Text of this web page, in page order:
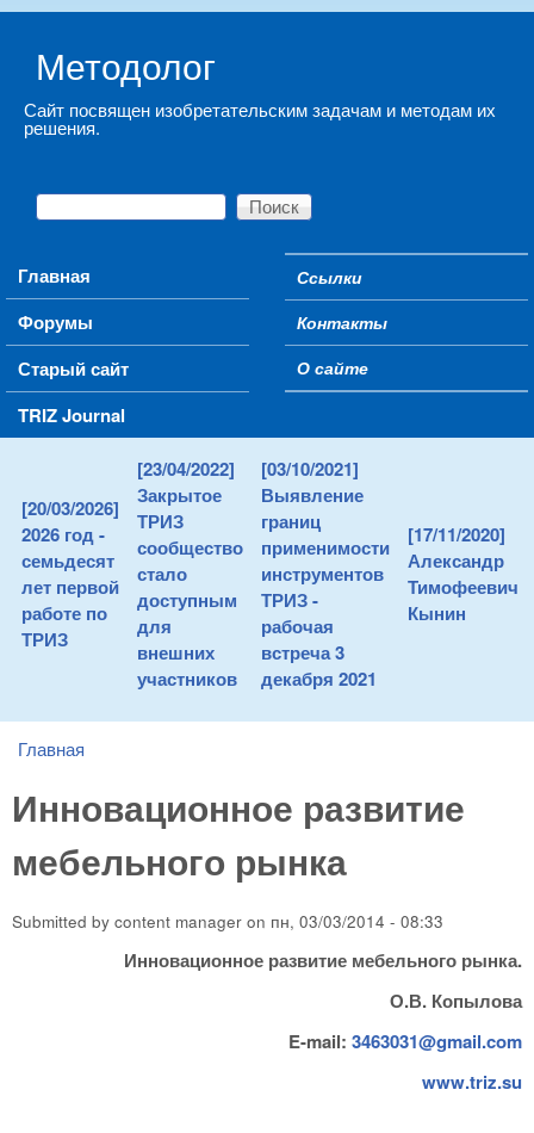
Методолог
Сайт посвящен изобретательским задачам и методам их
решения.
Форма поиска
Поиск
Main menu
Главная
Форумы
Старый сайт
TRIZ Journal
Secondary menu
Ссылки
Контакты
О сайте
[20/03/2026]
2026 год -
семьдесят
лет первой
работе по
ТРИЗ
[23/04/2022]
Закрытое
ТРИЗ
сообщество
стало
доступным
для
внешних
участников
[03/10/2021]
Выявление
границ
применимости
инструментов
ТРИЗ -
рабочая
встреча 3
декабря 2021
[17/11/2020]
Александр
Тимофеевич
Кынин
You are here
Главная
Инновационное развитие
мебельного рынка
Submitted by content manager on пн, 03/03/2014 - 08:33
Инновационное развитие мебельного рынка.
О.В. Копылова
E-mail: 3463031@gmail.com
www.triz.su